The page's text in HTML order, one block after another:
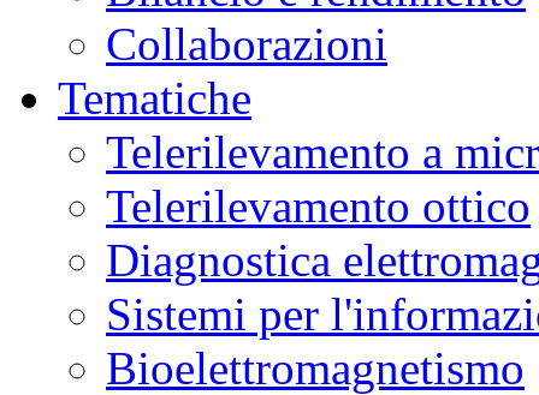
Collaborazioni
Tematiche
Telerilevamento a
Telerilevamento ottico
Diagnostica
Sistemi per
Bioelettromagnetismo